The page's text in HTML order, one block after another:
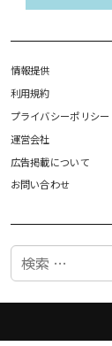
情報提供
利用規約
プライバシーポリシー
運営会社
広告掲載について
お問い合わせ
検